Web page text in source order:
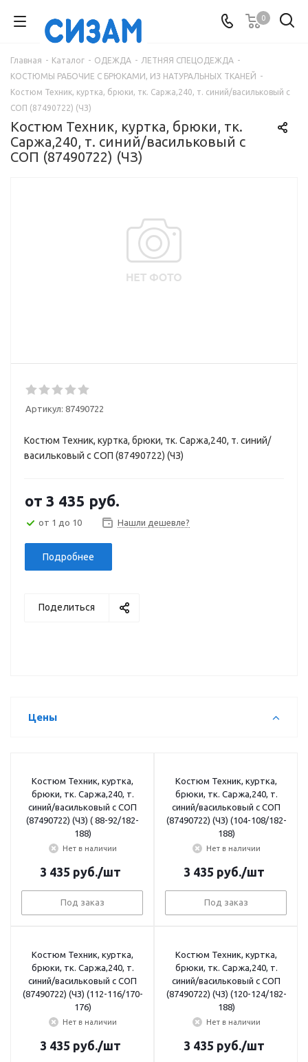
0
Главная - Каталог - ОДЕЖДА - ЛЕТНЯЯ СПЕЦОДЕЖДА -
КОСТЮМЫ РАБОЧИЕ С БРЮКАМИ, ИЗ НАТУРАЛЬНЫХ ТКАНЕЙ -
Костюм Техник, куртка, брюки, тк. Саржа,240, т. синий/васильковый с
СОП (87490722) (ЧЗ)
Костюм Техник, куртка, брюки, тк.
Саржа,240, т. синий/васильковый с
СОП (87490722) (ЧЗ)
Артикул: 87490722
Костюм Техник, куртка, брюки, тк. Саржа,240, т. синий/
васильковый с СОП (87490722) (ЧЗ)
от 3 435 руб.
от 1 до 10 Нашли дешевле?
Подробнее
Поделиться
Цены
Костюм Техник, куртка,
брюки, тк. Саржа,240, т.
синий/васильковый с СОП
(87490722) (ЧЗ) ( 88-92/182-
188)
Нет в наличии
3 435 руб./шт
Под заказ
Костюм Техник, куртка,
брюки, тк. Саржа,240, т.
синий/васильковый с СОП
(87490722) (ЧЗ) (104-108/182-
188)
Нет в наличии
3 435 руб./шт
Под заказ
Костюм Техник, куртка,
брюки, тк. Саржа,240, т.
синий/васильковый с СОП
(87490722) (ЧЗ) (112-116/170-
176)
Нет в наличии
3 435 руб./шт
Костюм Техник, куртка,
брюки, тк. Саржа,240, т.
синий/васильковый с СОП
(87490722) (ЧЗ) (120-124/182-
188)
Нет в наличии
3 435 руб./шт